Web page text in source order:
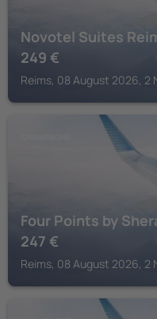
Novotel Suites
249 €
Reims, 08 August 2026, 2
Four Points by
247 €
Reims, 08 August 2026, 2